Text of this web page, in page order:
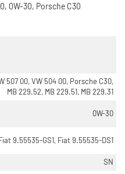
0W-30, Porsche C30
507 00, VW 504 00, Porsche C30,
MB 229.52, MB 229.51, MB 229.31
0W-30
Fiat 9.55535-GS1, Fiat 9.55535-DS1
SN